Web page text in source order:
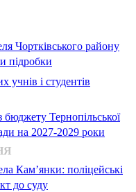
Чортківського району
підробки
учнів і студентів
Тернопільської
на 2027-2029 роки
Кам’янки: поліцейські
до суду